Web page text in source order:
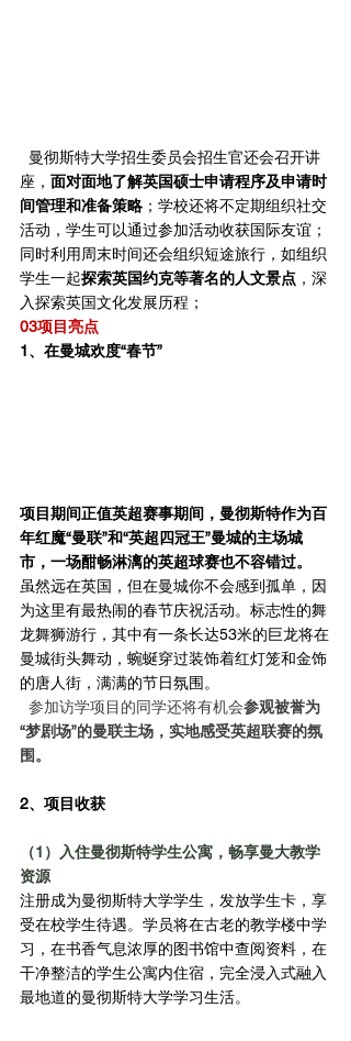
曼彻斯特大学招生委员会招生官还会召开讲
座， 面对面地了解英国硕士申请程序及申请时
间管理和准备策略 ；学校还将不定期组织社交
活动，学生可以通过参加活动收获国际友谊；
同时利用周末时间还会组织短途旅行，如组织
学生一起探索英国约克等著名的人文景点 ，深
入探索英国文化发展历程；
03项目亮点
1、在曼城欢度“春节”
项目期间正值英超赛事期间，曼彻斯特作为百
年红魔“曼联”和“英超四冠王”曼城的主场城
市，一场酣畅淋漓的英超球赛也不容错过。
虽然远在英国，但在曼城你不会感到孤单，因
为这里有最热闹的春节庆祝活动。标志性的舞
龙舞狮游行，其中有一条长达53米的巨龙将在
曼城街头舞动，蜿蜒穿过装饰着红灯笼和金饰
的唐人街，满满的节日氛围。
参加访学项目的同学还将有机会参观被誉为
“梦剧场”的曼联主场，实地感受英超联赛的氛
围。
2、项目收获
（1）入住曼彻斯特学生公寓，畅享曼大教学
资源
注册成为曼彻斯特大学学生，发放学生卡，享
受在校学生待遇。学员将在古老的教学楼中学
习，在书香气息浓厚的图书馆中查阅资料，在
干净整洁的学生公寓内住宿，完全浸入式融入
最地道的曼彻斯特大学学习生活。